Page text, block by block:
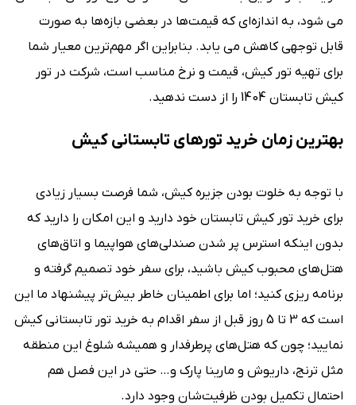
می ‌شود، به اندازه‌‌ای که قیمت‌ها در بعضی بازه‌ها به صورت
قابل توجهی کاهش می ‌یابد. بنابراین اگر مهم‌ترین معیار شما
برای تهیه تور کیش، قیمت و نرخ مناسب است، شرکت در تور
کیش تابستان 1404 را از دست ندهید.
بهترین زمان خرید تورهای تابستانی کیش
با توجه به خلوت بودن جزیره کیش، شما فرصت بسیار زیادی
برای خرید تور کیش تابستان خود دارید و این امکان را دارید که
بدون اینکه استرس پر شدن صندلی‌‌های هواپیما و اتاق‌های
هتل‌های محبوب کیش باشید، برای سفر خود تصمیم گرفته و
برنامه ریزی کنید؛ اما برای اطمینان خاطر بیش‌تر پیشنهاد ما این
است که 3 تا 5 روز قبل از سفر اقدام به خرید تور تابستانی کیش
نمایید؛ چون که هتل‌های پرطرفدار و همیشه شلوغ این منطقه
مثل ترنج، داریوش و مارینا پارک و… حتی در این فصل هم
احتمال تکمیل بودن ظرفیت‌شان وجود دارد.